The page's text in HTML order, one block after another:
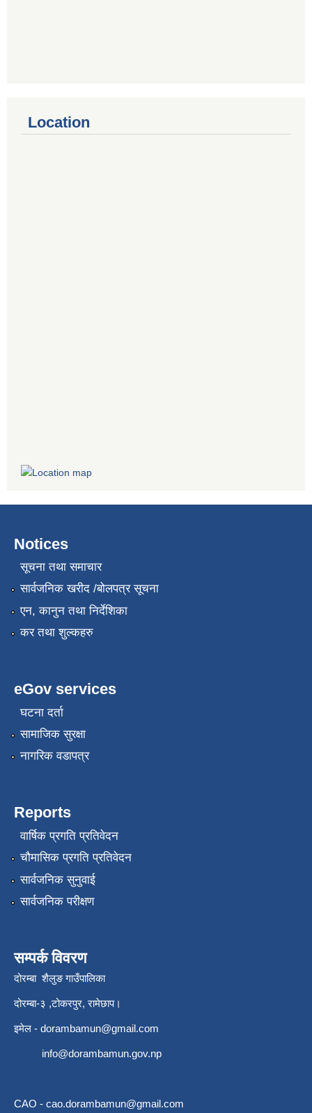
Location
Notices
सूचना तथा समाचार
सार्वजनिक खरीद /बोलपत्र सूचना
एन, कानुन तथा निर्देशिका
कर तथा शुल्कहरु
eGov services
घटना दर्ता
सामाजिक सुरक्षा
नागरिक वडापत्र
Reports
वार्षिक प्रगति प्रतिवेदन
चौमासिक प्रगति प्रतिवेदन
सार्वजनिक सुनुवाई
सार्वजनिक परीक्षण
सम्पर्क विवरण
दोरम्बा शैलुङ गाउँपालिका
दोरम्बा-३ ,टोकरपुर, रामेछाप।
इमेल - dorambamun@gmail.com
info@dorambamun.gov.np
CAO - cao.dorambamun@gmail.com